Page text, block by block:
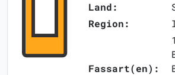
Land:
Region:
Fassart(en):